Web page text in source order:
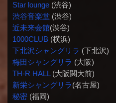
Star lounge(渋谷)
渋谷音楽堂(渋谷)
近未来会館(渋谷)
1000CLUB(横浜)
下北沢シャングリラ (下北沢)
梅田シャングリラ (大阪)
TH-R HALL(大阪関大前)
新栄シャングリラ(名古屋)
秘密(福岡)